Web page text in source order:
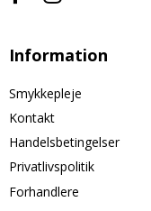
Information
Smykkepleje
Kontakt
Handelsbetingelser
Privatlivspolitik
Forhandlere